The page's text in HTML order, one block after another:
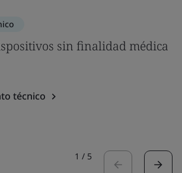
sin finalidad médica
técnico
1 / 5